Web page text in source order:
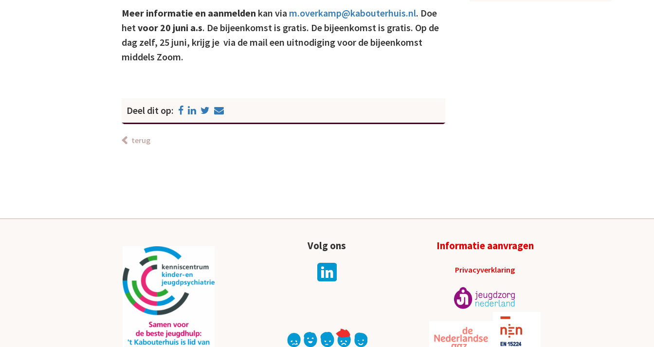
Meer informatie en aanmelden kan via m.overkamp@kabouterhuis.nl. Doe
hetvoor 20 juni a.s. De bijeenkomst is gratis. De bijeenkomst is gratis. Op de
dag zelf, 25 juni, krijg je via de mail een uitnodiging voor de bijeenkomst
middels Zoom.
Deel dit op:
terug
Volg ons Informatie aanvragen
Privacyverklaring